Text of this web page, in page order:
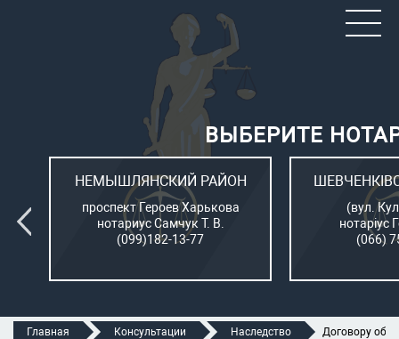
ВЫБЕРИТЕ
НЕМЫШЛЯНСКИЙ РАЙОН
проспект Героев Харькова
нотариус Самчук Т. В.
(099)182-13-77
(вул.
нотаріус
(066)
Главная Консультации Наследство Договору об